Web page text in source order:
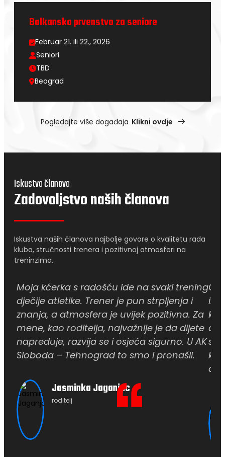
Balkansko prvenstvo za seniore
Februar 21. ili 22., 2026
Seniori
TBD
Beograd
Pogledajte više događaja Klikni ovdje
Iskustva članova
Zadovoljstvo naših članova
Iskustva naših članova najbolje govore o kvalitetu rada
kluba, stručnosti trenera i pozitivnoj atmosferi na
treninzima.
Moja kćerka s radošću ide na svaki trening
dječije atletike. Trener je pun strpljenja i
znanja, a atmosfera je uvijek pozitivna. Za
mene, kao roditelja, najvažnije je da dijete
napreduje, razvija se i osjeća sigurno. U AK
Sloboda – Tehnograd to smo i pronašli.
Jasminka Jaganjac
roditelj
do
su
ka